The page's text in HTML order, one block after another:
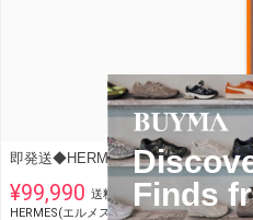
即発送◆HERMES ポップアッシュミニ マロングラッセ/ゴールド
¥99,990 送料込
HERMES(エルメス)